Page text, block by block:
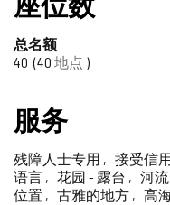
记
中
添
删
除
总名额
40 40 地点
服务
残障人士专用 接受信
语言
花园 - 露台 河
位置
古雅的地方 高